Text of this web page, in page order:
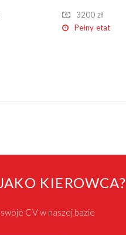
3200 zł
Pełny etat
KIEROWCA?
CV w naszej bazie